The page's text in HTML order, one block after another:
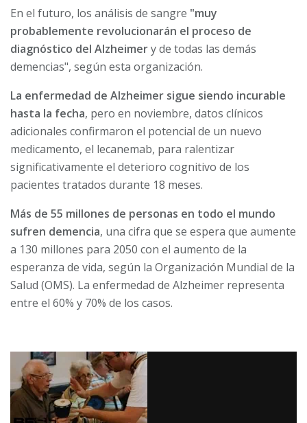
En el futuro, los análisis de sangre "muy
probablemente revolucionarán el proceso de
diagnóstico del Alzheimery de todas las demás
demencias", según esta organización.
La enfermedad de Alzheimer sigue siendo incurable
hasta la fecha, pero en noviembre, datos clínicos
adicionales confirmaron el potencial de un nuevo
medicamento, el lecanemab, para ralentizar
significativamente el deterioro cognitivo de los
pacientes tratados durante 18 meses.
Más de 55 millones de personas en todo el mundo
sufren demencia, una cifra que se espera que aumente
a 130 millones para 2050 con el aumento de la
esperanza de vida, según la Organización Mundial de la
Salud (OMS). La enfermedad de Alzheimer representa
entre el 60% y 70% de los casos.